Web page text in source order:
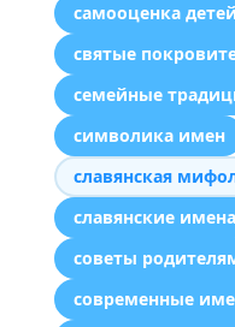
самооценка детей
святые
семейные
символика имен
славянская
славянские имена
советы
современные